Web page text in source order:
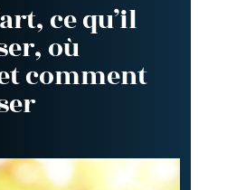
ce qu’il
où
comment